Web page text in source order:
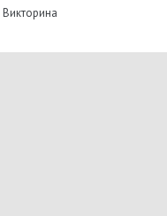
Викторина